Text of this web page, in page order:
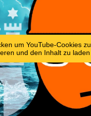
um YouTube-Cookies zu
und den Inhalt zu laden